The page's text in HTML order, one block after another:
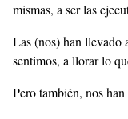
mismas, a ser las
Las (nos) han llevado
sentimos, a llorar lo
Pero también, nos